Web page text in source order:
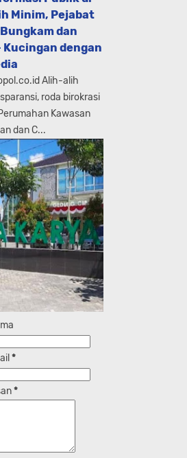
Minim, Pejabat
dan
dengan
Alih-alih
roda birokrasi
Kawasan
dan C...
*
*